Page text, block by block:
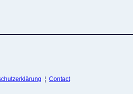
¦ Contact